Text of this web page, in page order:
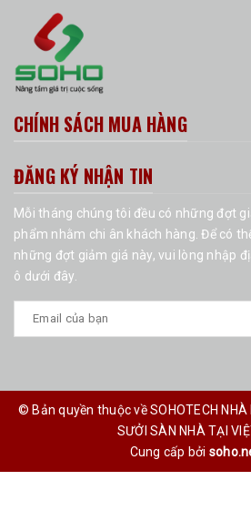
CHÍNH SÁCH MUA HÀNG
ĐĂNG KÝ NHẬN TIN
Mỗi tháng chúng tôi đều có những đợt
phẩm nhằm chi ân khách hàng. Để có
những đợt giảm giá này, vui lòng nhập
ô dưới đây.
© Bản quyền thuộc về SOHOTECH NHÀ
SƯỞI SÀN NHÀ TẠI
Cung cấp bởi